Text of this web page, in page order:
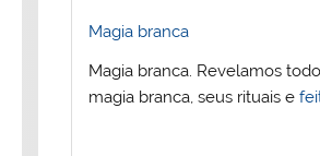
Magia branca
Magia branca. Revelamos
magia branca, seus rituais e